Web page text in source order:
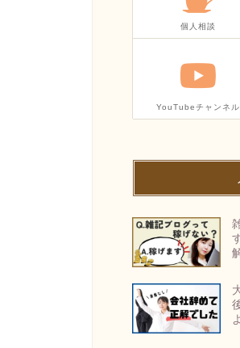
個人相談
YouTubeチャンネル